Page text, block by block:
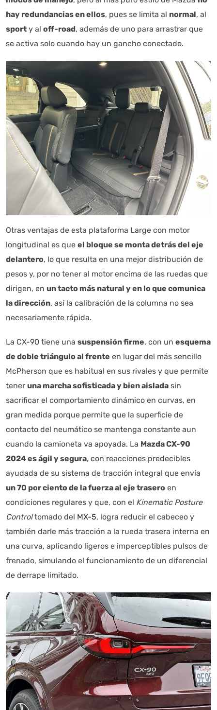
hay redundancias en ellos, pues se limita al normal, al
sport y al off-road, además de uno para arrastrar que
se activa solo cuando hay un gancho conectado.
Otras ventajas de esta plataforma Large con motor
longitudinal es que el bloque se monta detrás del eje
delantero, lo que resulta en una mejor distribución de
pesos y, por no tener al motor encima de las ruedas que
dirigen, en un tacto más natural y en lo que comunica
la dirección, así la calibración de la columna no sea
necesariamente rápida.
La CX-90 tiene una suspensión firme, con un esquema
de doble triángulo al frente en lugar del más sencillo
McPherson que es habitual en sus rivales y que permite
tener una marcha sofisticada y bien aislada sin
sacrificar el comportamiento dinámico en curvas, en
gran medida porque permite que la superficie de
contacto del neumático se mantenga constante aun
cuando la camioneta va apoyada. La Mazda CX-90
2024 es ágil y segura, con reacciones predecibles
ayudada de su sistema de tracción integral que envía
un 70 por ciento de la fuerza al eje trasero en
condiciones regulares y que, con el Kinematic Posture
Controltomado del MX-5, logra reducir el cabeceo y
también darle más tracción a la rueda trasera interna en
una curva, aplicando ligeros e imperceptibles pulsos de
frenado, simulando el funcionamiento de un diferencial
de derrape limitado.